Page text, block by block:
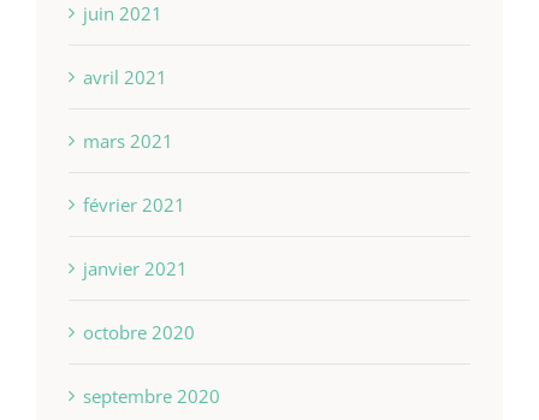
juin 2021
avril 2021
mars 2021
février 2021
janvier 2021
octobre 2020
septembre 2020